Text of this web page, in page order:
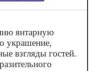
янтарную
украшение,
взгляды гостей.